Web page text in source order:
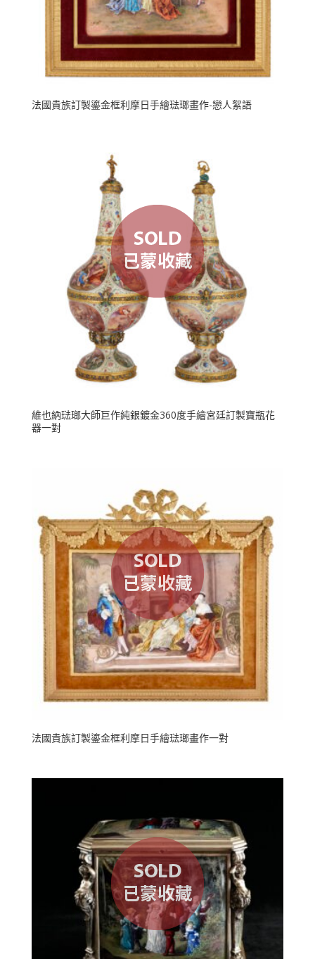
法國貴族訂製鎏金框利摩日手繪琺瑯畫作-戀人絮語
維也納琺瑯大師巨作純銀鍍金360度手繪宮廷訂製寶瓶花
器一對
法國貴族訂製鎏金框利摩日手繪琺瑯畫作一對